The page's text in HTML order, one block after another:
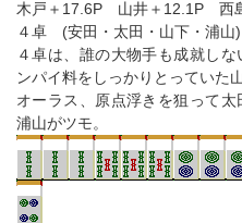
木戸＋17.6P 山井＋12.1P
４卓 (安田・太田・山下・浦山)
４卓は、誰の大物手も成就し
ンパイ料をしっかりとっていた
オーラス、原点浮きを狙って
浦山がツモ。